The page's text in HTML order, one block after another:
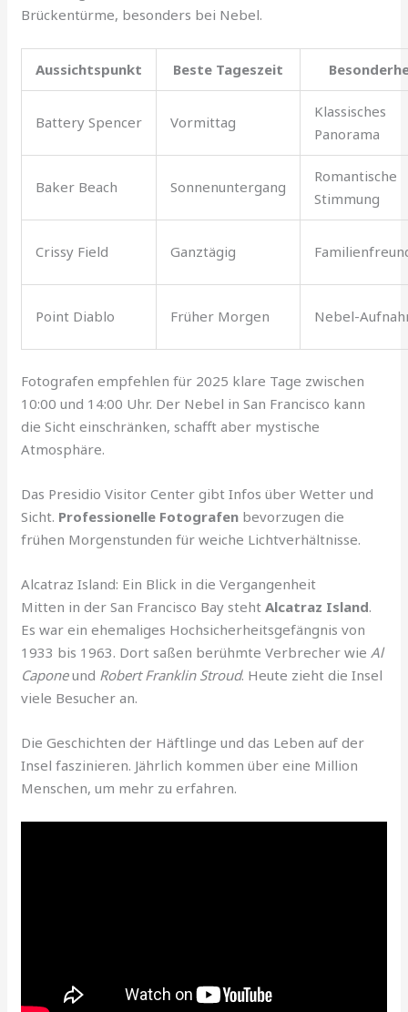
Brückentürme, besonders bei Nebel.
Aussichtspunkt Beste Tageszeit
Battery Spencer Vormittag
Klassisches
Panorama
Baker Beach Sonnenuntergang
Romantische
Stimmung
Crissy Field Ganztägig
Point Diablo Früher Morgen Nebel-
Fotografen empfehlen für 2025 klare Tage zwischen
10:00 und 14:00 Uhr. Der Nebel in San Francisco kann
die Sicht einschränken, schafft aber mystische
Atmosphäre.
Das Presidio Visitor Center gibt Infos über Wetter und
Sicht. Professionelle Fotografen bevorzugen die
frühen Morgenstunden für weiche Lichtverhältnisse.
Alcatraz Island: Ein Blick in die Vergangenheit
Mitten in der San Francisco Bay stehtAlcatraz Island.
Es war ein ehemaliges Hochsicherheitsgefängnis von
1933 bis 1963. Dort saßen berühmte Verbrecher wieAl
Caponeund Robert Franklin Stroud. Heute zieht die Insel
viele Besucher an.
Die Geschichten der Häftlinge und das Leben auf der
Insel faszinieren. Jährlich kommen über eine Million
Menschen, um mehr zu erfahren.